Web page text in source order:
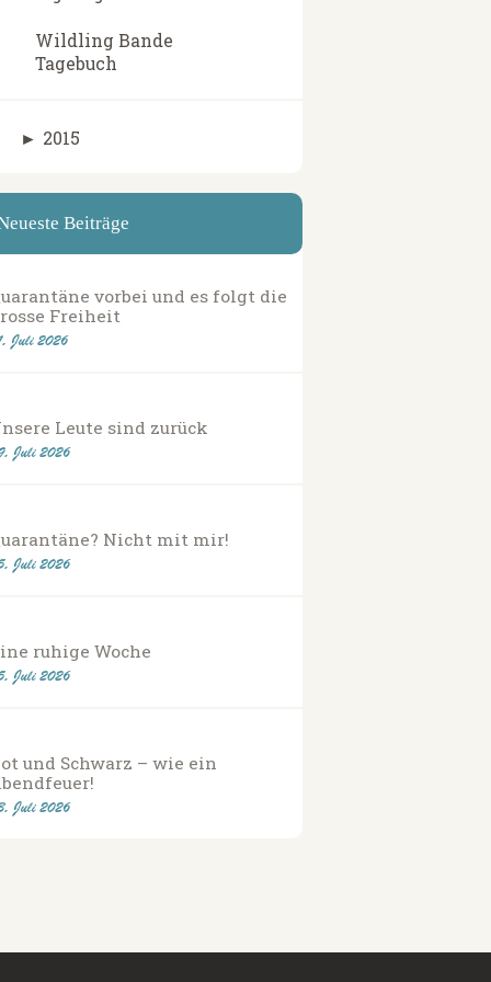
Wildling Bande
Tagebuch
► 2015
Beiträge
vorbei und es folgt die
Freiheit
Juli 2026
Leute sind zurück
Juli 2026
Nicht mit mir!
Juli 2026
ruhige Woche
Juli 2026
und Schwarz – wie ein
Juli 2026